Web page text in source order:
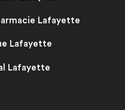
Lafayette
Lafayette
Lafayette